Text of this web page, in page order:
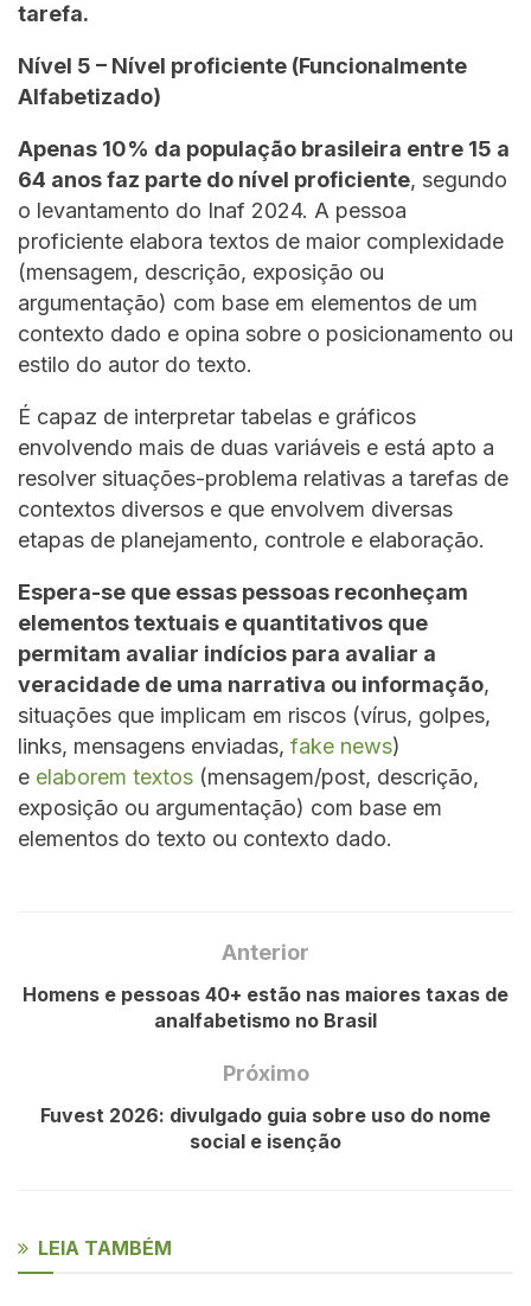
tarefa.
Nível 5 – Nível proficiente (Funcionalmente
Alfabetizado)
Apenas 10% da população brasileira entre 15 a
64 anos faz parte do nível proficiente, segundo
o levantamento do Inaf 2024. A pessoa
proficiente elabora textos de maior complexidade
(mensagem, descrição, exposição ou
argumentação) com base em elementos de um
contexto dado e opina sobre o posicionamento ou
estilo do autor do texto.
É capaz de interpretar tabelas e gráficos
envolvendo mais de duas variáveis e está apto a
resolver situações-problema relativas a tarefas de
contextos diversos e que envolvem diversas
etapas de planejamento, controle e elaboração.
Espera-se que essas pessoas reconheçam
elementos textuais e quantitativos que
permitam avaliar indícios para avaliar a
veracidade de uma narrativa ou informação,
situações que implicam em riscos (vírus, golpes,
links, mensagens enviadas, fake news)
e elaborem textos (mensagem/post, descrição,
exposição ou argumentação) com base em
elementos do texto ou contexto dado.
Anterior
Homens e pessoas 40+ estão nas maiores taxas de
analfabetismo no Brasil
Próximo
Fuvest 2026: divulgado guia sobre uso do nome
social e isenção
LEIA TAMBÉM